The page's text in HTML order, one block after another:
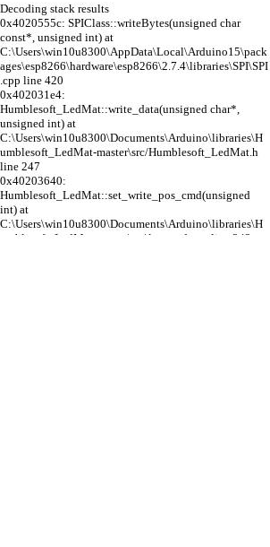
Decoding stack results
0x4020555c: SPIClass::writeBytes(unsigned char
const*, unsigned int) at
C:\Users\win10u8300\AppData\Local\Arduino15\pack
ages\esp8266\hardware\esp8266\2.7.4\libraries\SPI\SPI
.cpp line 420
0x402031e4:
Humblesoft_LedMat::write_data(unsigned char*,
unsigned int) at
C:\Users\win10u8300\Documents\Arduino\libraries\H
umblesoft_LedMat-master\src/Humblesoft_LedMat.h
line 247
0x40203640:
Humblesoft_LedMat::set_write_pos_cmd(unsigned
int) at
C:\Users\win10u8300\Documents\Arduino\libraries\H
umblesoft_LedMat-master\src\lm_cmd.cpp line 242